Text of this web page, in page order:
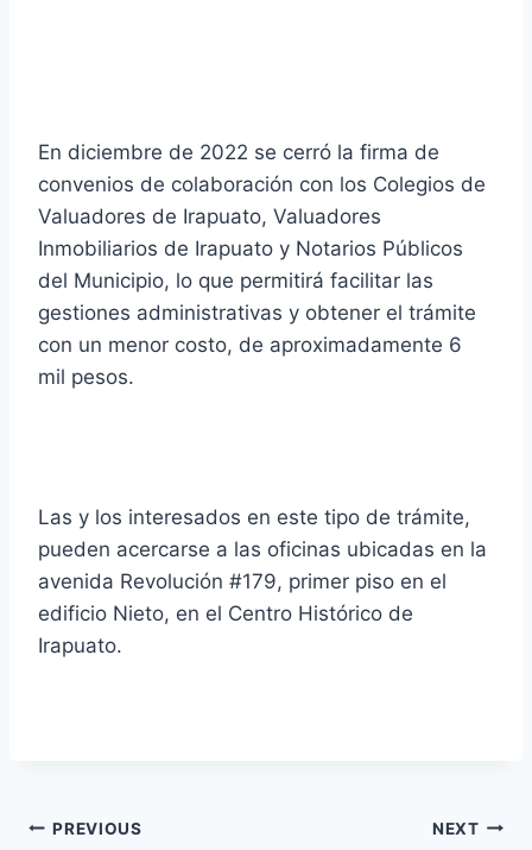
En diciembre de 2022 se cerró la firma de
convenios de colaboración con los Colegios de
Valuadores de Irapuato, Valuadores
Inmobiliarios de Irapuato y Notarios Públicos
del Municipio, lo que permitirá facilitar las
gestiones administrativas y obtener el trámite
con un menor costo, de aproximadamente 6
mil pesos.
Las y los interesados en este tipo de trámite,
pueden acercarse a las oficinas ubicadas en la
avenida Revolución #179, primer piso en el
edificio Nieto, en el Centro Histórico de
Irapuato.
PREVIOUS NEXT